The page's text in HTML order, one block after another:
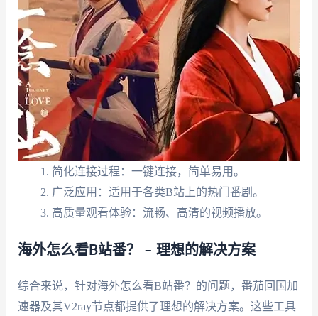
简化连接过程：一键连接，简单易用。
广泛应用：适用于各类B站上的热门番剧。
高质量观看体验：流畅、高清的视频播放。
海外怎么看B站番？ – 理想的解决方案
综合来说，针对海外怎么看B站番？的问题，番茄回国加
速器及其V2ray节点都提供了理想的解决方案。这些工具